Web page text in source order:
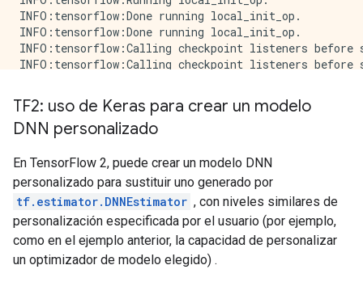
INFO:tensorflow:Done running local_init_op.
INFO:tensorflow:Done running local_init_op.
INFO:tensorflow:Calling checkpoint listeners before
INFO:tensorflow:Calling checkpoint listeners before
INFO:tensorflow:Saving checkpoints for 0 into /tmp/
INFO:tensorflow:Calling checkpoint listeners after
INFO:tensorflow:Calling checkpoint listeners after
INFO:tensorflow:loss = 2.1811047, step = 0
INFO:tensorflow:Calling checkpoint listeners before
INFO:tensorflow:Calling checkpoint listeners before
INFO:tensorflow:Saving checkpoints for 20 into /tmp/
INFO:tensorflow:Saving checkpoints for 20 into /tmp/
INFO:tensorflow:Calling checkpoint listeners after
INFO:tensorflow:Calling checkpoint listeners after
TF2: uso de Keras para crear un modelo
DNN personalizado
En TensorFlow 2, puede crear un modelo DNN
personalizado para sustituir uno generado por
tf.estimator.DNNEstimator , con niveles similares de
personalización especificada por el usuario (por ejemplo,
como en el ejemplo anterior, la capacidad de personalizar
un optimizador de modelo elegido) .